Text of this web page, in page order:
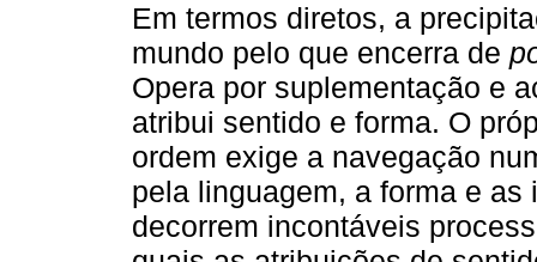
Em termos diretos, a
mundo pelo que encerra de
Opera por suplementação e
atribui sentido e forma. O
ordem exige a navegação
pela linguagem, a forma e
decorrem incontáveis